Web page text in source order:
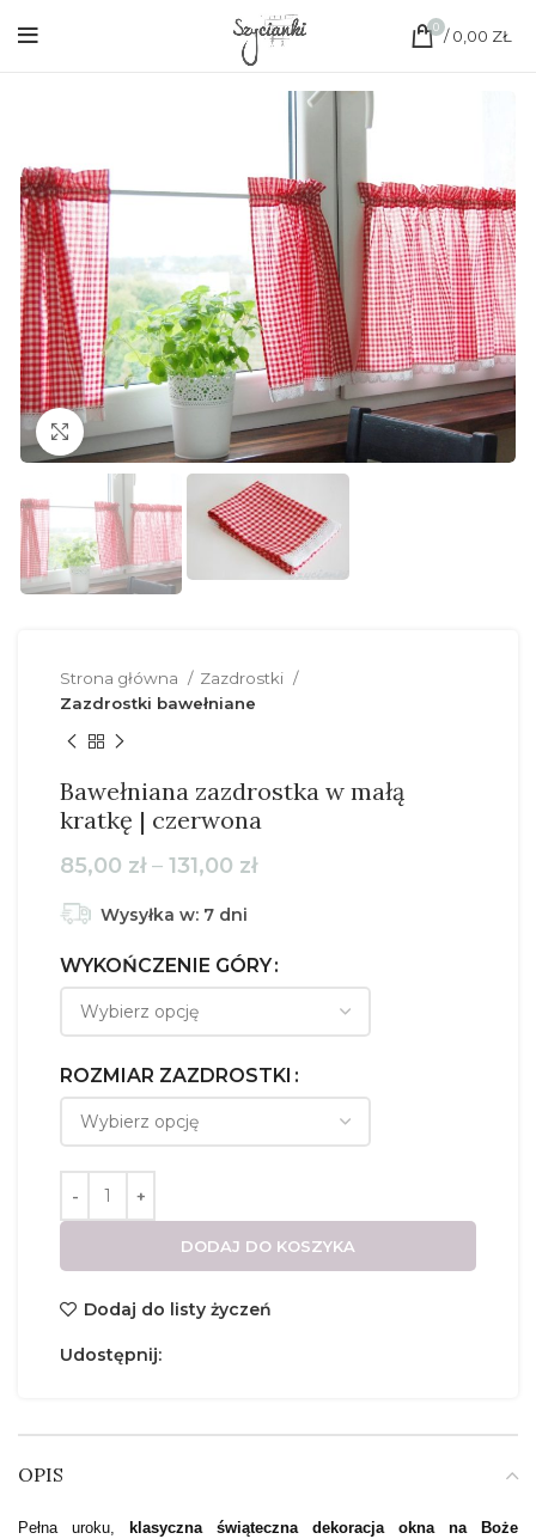
0 / 0,00 ZŁ
Click to enlarge
Strona główna
Zazdrostki
Zazdrostki bawełniane
Bawełniana zazdrostka w małą
kratkę | czerwona
85,00 zł – 131,00 złZakres
do
131,00 zł
Wysyłka w: 7 dni
WYKOŃCZENIE GÓRY
ROZMIAR ZAZDROSTKI
DODAJ DO KOSZYKA
Dodaj do listy życzeń
Udostępnij:
OPIS
Pełna uroku,
klasyczna świąteczna dekoracja okna na Boże